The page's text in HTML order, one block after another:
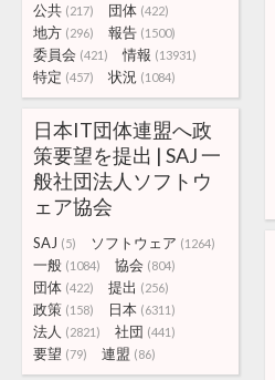
公共 (217) 団体 (422)
地方 (296) 報告 (1500)
委員会 (421) 情報 (13931)
特定 (457) 状況 (1084)
日本IT団体連盟へ政
策要望を提出 | SAJ 一
般社団法人ソフトウ
ェア協会
SAJ (5) ソフトウェア (1264)
一般 (1084) 協会 (804)
団体 (422) 提出 (256)
政策 (158) 日本 (6311)
法人 (2821) 社団 (441)
要望 (79) 連盟 (86)